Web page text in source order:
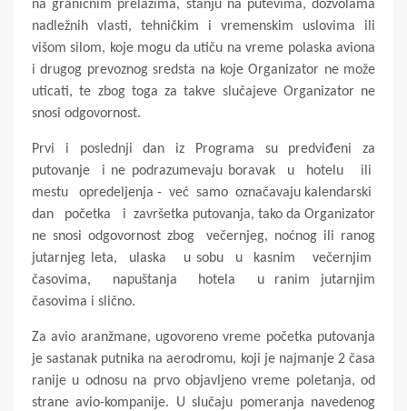
na graničnim prelazima, stanju na putevima, dozvolama
nadležnih vlasti, tehničkim i vremenskim uslovima ili
višom silom, koje mogu da utiču na vreme polaska aviona
i drugog prevoznog sredsta na koje Organizator ne može
uticati, te zbog toga za takve slučajeve Organizator ne
snosi odgovornost.
Prvi i poslednji dan iz Programa su predviđeni za
putovanje i ne podrazumevaju boravak u hotelu ili
mestu opredeljenja - već samo označavaju kalendarski
dan početka i završetka putovanja, tako da Organizator
ne snosi odgovornost zbog večernjeg, noćnog ili ranog
jutarnjeg leta, ulaska u sobu u kasnim večernjim
časovima, napuštanja hotela u ranim jutarnjim
časovima i slično.
Za avio aranžmane, ugovoreno vreme početka putovanja
je sastanak putnika na aerodromu, koji je najmanje 2 časa
ranije u odnosu na prvo objavljeno vreme poletanja, od
strane avio-kompanije. U slučaju pomeranja navedenog